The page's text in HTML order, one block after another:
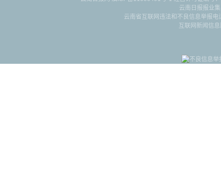
云南日报报业
云南省互联网违法和不良信息举报
互联网新闻信